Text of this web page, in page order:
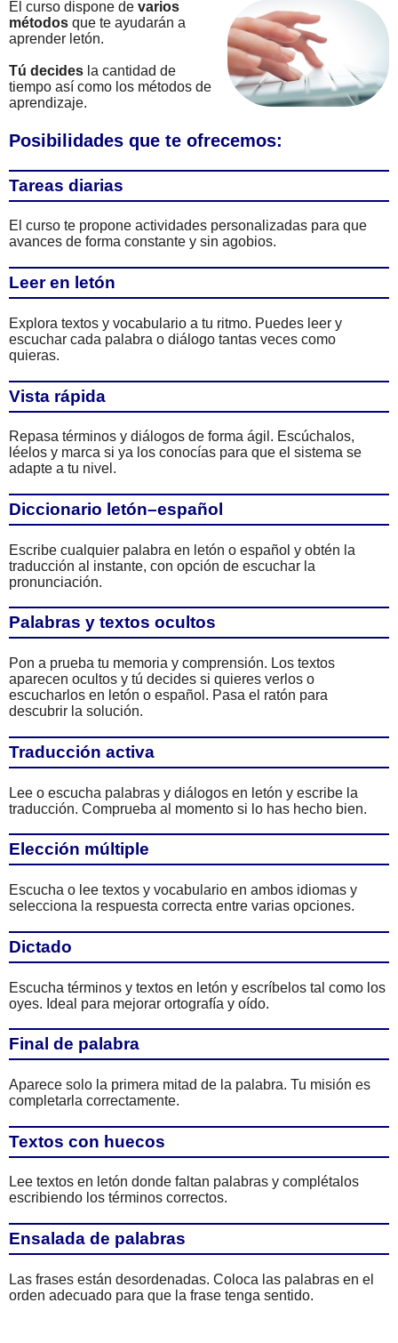
El curso dispone de varios
métodos que te ayudarán a
aprender letón.
Tú decides la cantidad de
tiempo así como los métodos de
aprendizaje.
Posibilidades que te ofrecemos:
Tareas diarias
El curso te propone actividades personalizadas para que
avances de forma constante y sin agobios.
Leer en letón
Explora textos y vocabulario a tu ritmo. Puedes leer y
escuchar cada palabra o diálogo tantas veces como
quieras.
Vista rápida
Repasa términos y diálogos de forma ágil. Escúchalos,
léelos y marca si ya los conocías para que el sistema se
adapte a tu nivel.
Diccionario letón–español
Escribe cualquier palabra en letón o español y obtén la
traducción al instante, con opción de escuchar la
pronunciación.
Palabras y textos ocultos
Pon a prueba tu memoria y comprensión. Los textos
aparecen ocultos y tú decides si quieres verlos o
escucharlos en letón o español. Pasa el ratón para
descubrir la solución.
Traducción activa
Lee o escucha palabras y diálogos en letón y escribe la
traducción. Comprueba al momento si lo has hecho bien.
Elección múltiple
Escucha o lee textos y vocabulario en ambos idiomas y
selecciona la respuesta correcta entre varias opciones.
Dictado
Escucha términos y textos en letón y escríbelos tal como los
oyes. Ideal para mejorar ortografía y oído.
Final de palabra
Aparece solo la primera mitad de la palabra. Tu misión es
completarla correctamente.
Textos con huecos
Lee textos en letón donde faltan palabras y complétalos
escribiendo los términos correctos.
Ensalada de palabras
Las frases están desordenadas. Coloca las palabras en el
orden adecuado para que la frase tenga sentido.